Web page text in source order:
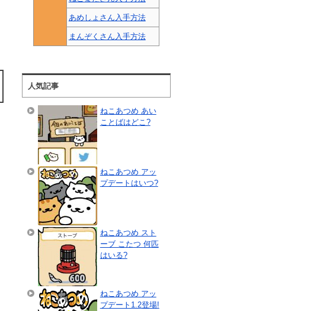
あめしょさん入手方法
まんぞくさん入手方法
人気記事
ねこあつめ あい
ことばはどこ?
ねこあつめ アッ
プデートはいつ?
ねこあつめ スト
ーブ こたつ 何匹
はいる?
ねこあつめ アッ
プデート1.2登場!